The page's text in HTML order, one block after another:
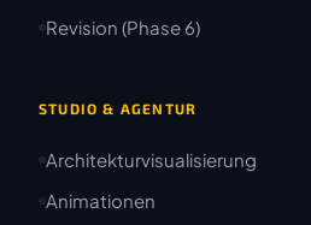
Revision (Phase 6)
STUDIO & AGENTUR
Architekturvisualisierung
Animationen